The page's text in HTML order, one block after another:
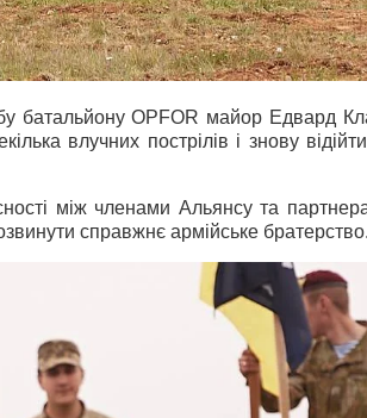
батальйону OPFOR майор Едвард
влучних пострілів і знову
між членами Альянсу та
справжнє армійське братерство.